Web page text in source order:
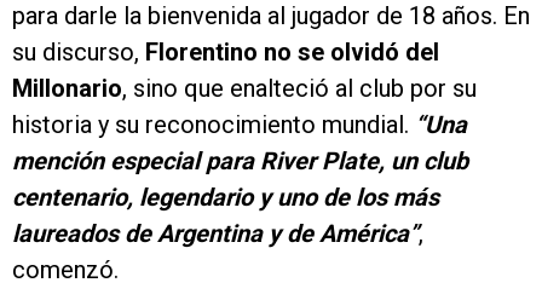
para darle la bienvenida al jugador de 18 años. En
su discurso, Florentino no se olvidó del
Millonario, sino que enalteció al club por su
historia y su reconocimiento mundial. “Una
mención especial para River Plate, un club
centenario, legendario y uno de los más
laureados de Argentina y de América”,
comenzó.